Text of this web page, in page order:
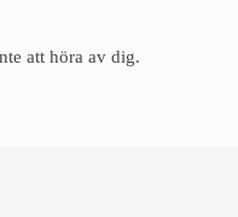
att höra av dig.